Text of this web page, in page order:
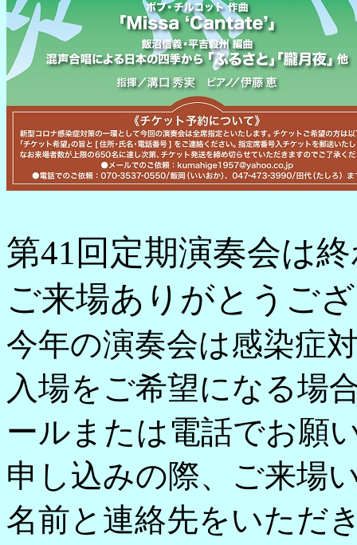
第41回定期演奏会は
ご来場ありがとうご
今年の演奏会は感染症
入場をご希望になる場
ールまたは電話でお願
申し込みの際、ご来場
名前と連絡先をいただ